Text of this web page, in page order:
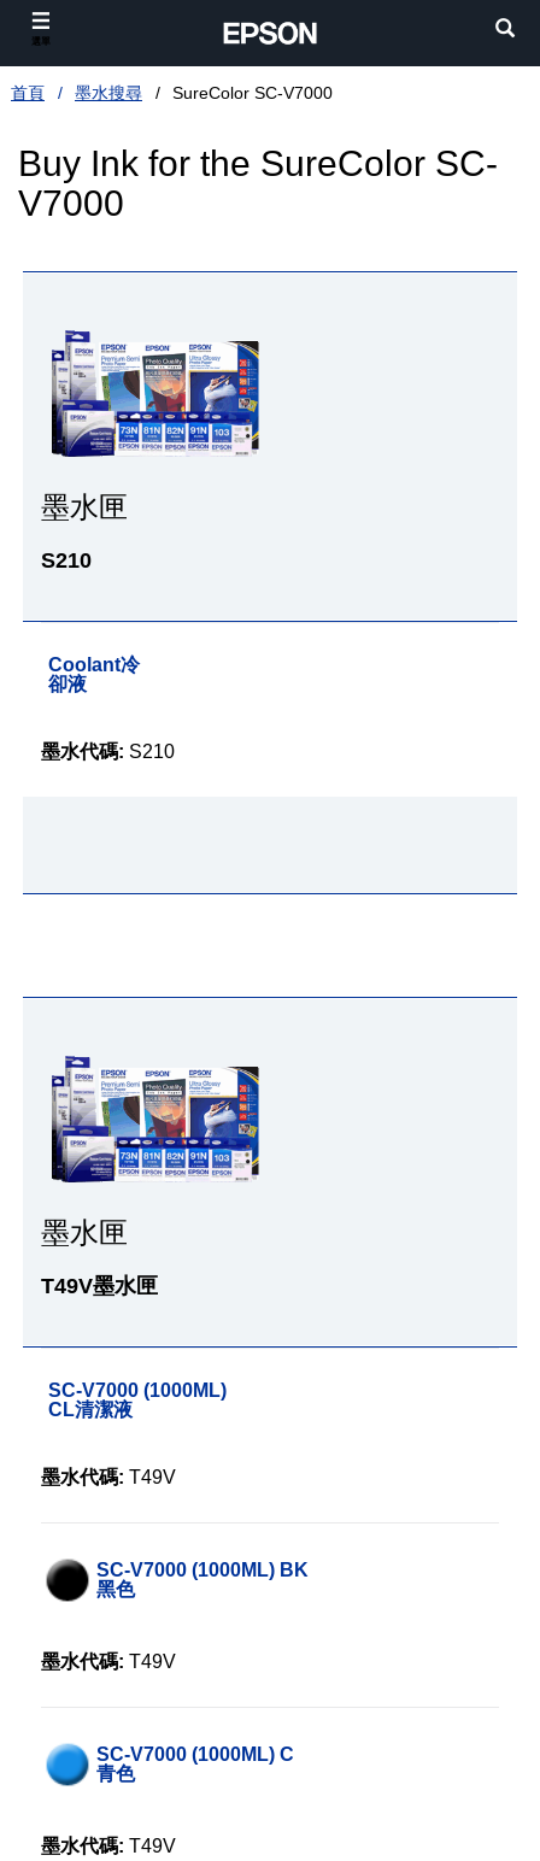
首頁 墨水搜尋 SureColor SC-V7000
Buy Ink for the SureColor SC-
V7000
墨水匣
S210
Coolant冷
卻液
墨水代碼: S210
墨水匣
T49V墨水匣
SC-V7000 (1000ML)
CL清潔液
墨水代碼: T49V
SC-V7000 (1000ML) BK
黑色
墨水代碼: T49V
SC-V7000 (1000ML) C
青色
墨水代碼: T49V